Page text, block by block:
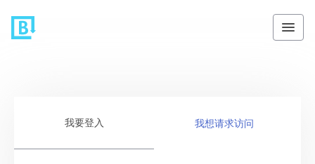
我要登入 我想请求访问